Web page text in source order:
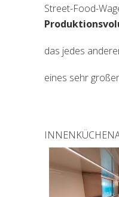
Street-Food-
das jedes
eines sehr